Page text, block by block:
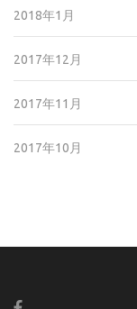
2018年1月
2017年12月
2017年11月
2017年10月